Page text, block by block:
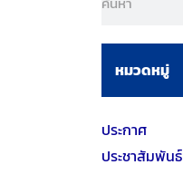
หมวดหมู่
ประกาศ
ประชาสัมพันธ์